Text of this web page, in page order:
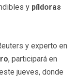
y píldoras
y experto en
, participará en
jueves, donde